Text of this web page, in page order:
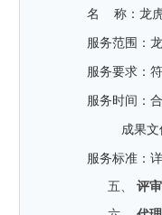
名 称：龙
服务范围：
服务要求：
服务时间：
成果
服务标准：
五、 评